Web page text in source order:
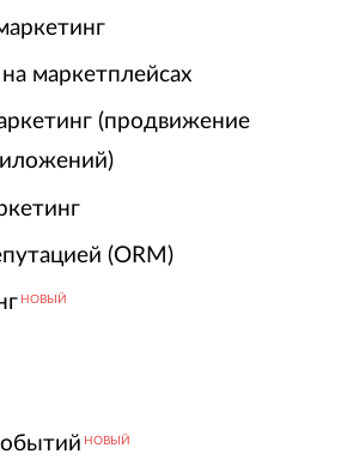
маркетплейсах
(продвижение
(ORM)
НОВЫЙ
НОВЫЙ